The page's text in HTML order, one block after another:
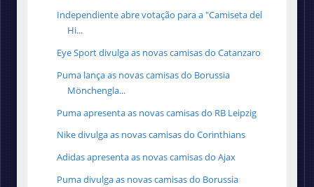
Independiente abre votação para a "Camiseta del
Hi...
Eye Sport divulga as novas camisas do Catanzaro
Puma lança as novas camisas do Borussia
Mönchengla...
Puma apresenta as novas camisas do RB Leipzig
Nike divulga as novas camisas do Corinthians
Adidas apresenta as novas camisas do Ajax
Puma divulga as novas camisas do Borussia